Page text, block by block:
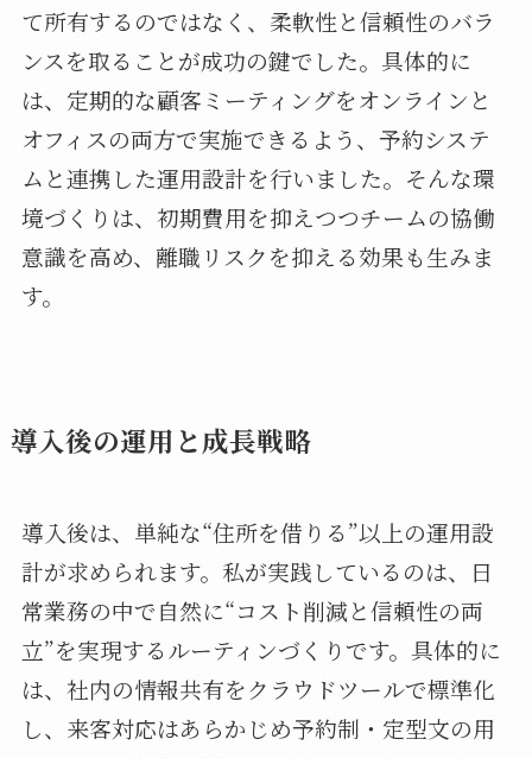
て所有するのではなく、柔軟性と信頼性のバラ
ンスを取ることが成功の鍵でした。具体的に
は、定期的な顧客ミーティングをオンラインと
オフィスの両方で実施できるよう、予約システ
ムと連携した運用設計を行いました。そんな環
境づくりは、初期費用を抑えつつチームの協働
意識を高め、離職リスクを抑える効果も生みま
す。
導入後の運用と成長戦略
導入後は、単純な“住所を借りる”以上の運用設
計が求められます。私が実践しているのは、日
常業務の中で自然に“コスト削減と信頼性の両
立”を実現するルーティンづくりです。具体的に
は、社内の情報共有をクラウドツールで標準化
し、来客対応はあらかじめ予約制・定型文の用